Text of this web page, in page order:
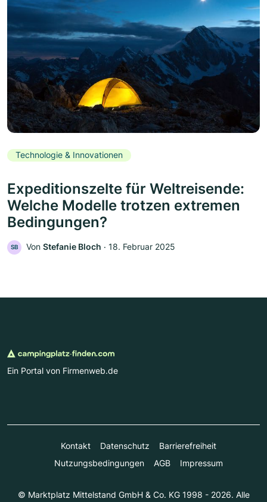
Technologie & Innovationen
Expeditionszelte für Weltreisende:
Welche Modelle trotzen extremen
Bedingungen?
SB Von Stefanie Bloch ‧ 18. Februar 2025
Ein Portal von Firmenweb.de
Kontakt Datenschutz
Barrierefreiheit
Nutzungsbedingungen
AGB Impressum
© Marktplatz Mittelstand GmbH & Co. KG 1998 - 2026. Alle